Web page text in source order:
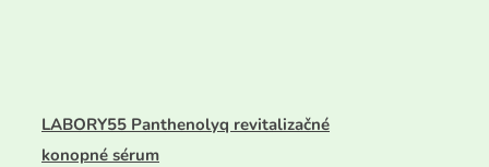
LABORY55 Panthenolyq revitalizačné
konopné sérum